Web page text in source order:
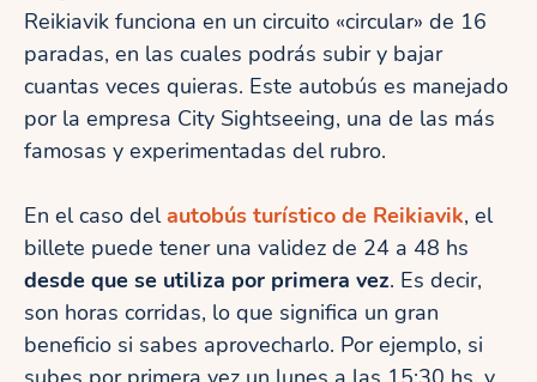
Reikiavik funciona en un circuito «circular» de 16
paradas, en las cuales podrás subir y bajar
cuantas veces quieras. Este autobús es manejado
por la empresa City Sightseeing, una de las más
famosas y experimentadas del rubro.
En el caso delautobús turístico de Reikiavik, el
billete puede tener una validez de 24 a 48 hs
desde que se utiliza por primera vez. Es decir,
son horas corridas, lo que significa un gran
beneficio si sabes aprovecharlo. Por ejemplo, si